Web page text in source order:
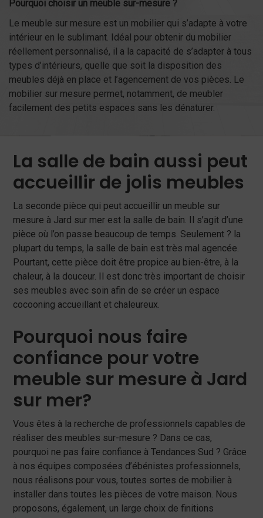
Pourquoi choisir un meuble sur-mesure ?
Le meuble sur mesure est un mobilier qui s’adapte à votre
intérieur en le sublimant. Idéal pour obtenir du mobilier
réellement personnalisé, il a la capacité de s’adapter à tous
types d’intérieurs, quelle que soit la disposition des
meubles déjà en place et l’agencement de vos pièces. Le
mobilier sur mesure permet, notamment, de meubler
facilement des petits espaces sans les dénaturer.
La salle de bain aussi peut
accueillir de jolis meubles
La seconde pièce qui peut accueillir un meuble sur
mesure à Jard sur mer est la salle de bain. Il s’agit d’une
pièce où l’on passe beaucoup de temps. Seulement ? la
plupart du temps, la salle de bain est très mal agencée.
Pourtant, cette pièce doit être propice au bien-être, à la
chaleur, à la douceur. Il est donc très important de choisir
ses meubles avec soin afin de se créer un espace
cocooning accueillant et chaleureux.
Pourquoi nous faire
confiance pour votre
meuble sur mesure à Jard
sur mer?
Vous êtes à la recherche de professionnels capables de
réaliser des meubles sur-mesure ? Dans ce cas,
pourquoi ne pas faire confiance à Tendances Sud ? Grâce
à nos équipes composées d’ébénistes professionnels,
nous réalisons pour vous, toutes sortes de mobilier à
installer dans toutes les pièces de votre maison. Nous
proposons, également, un large choix de finitions